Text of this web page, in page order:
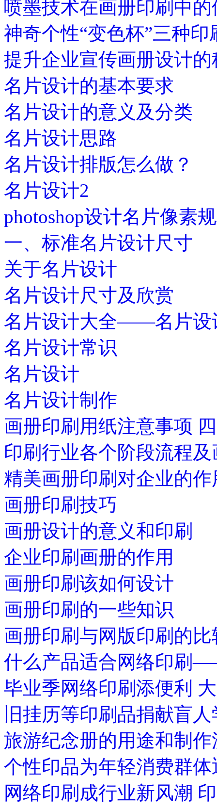
喷墨技术在画册印刷中
神奇个性“变色杯”三种印
提升企业宣传画册设计的
名片设计的基本要求
名片设计的意义及分类
名片设计思路
名片设计排版怎么做？
名片设计2
photoshop设计名片像素
一、标准名片设计尺寸
关于名片设计
名片设计尺寸及欣赏
名片设计大全——名片设
名片设计常识
名片设计
名片设计制作
画册印刷用纸注意事项
印刷行业各个阶段流程
精美画册印刷对企业的作
画册印刷技巧
画册设计的意义和印刷
企业印刷画册的作用
画册印刷该如何设计
画册印刷的一些知识
画册印刷与网版印刷的比
什么产品适合网络印刷
毕业季网络印刷添便利
旧挂历等印刷品捐献盲
旅游纪念册的用途和制作
个性印品为年轻消费群
网络印刷成行业新风潮